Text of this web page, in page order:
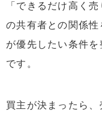
「できるだけ高く
の共有者との関係
が優先したい条件
です。
買主が決まったら、